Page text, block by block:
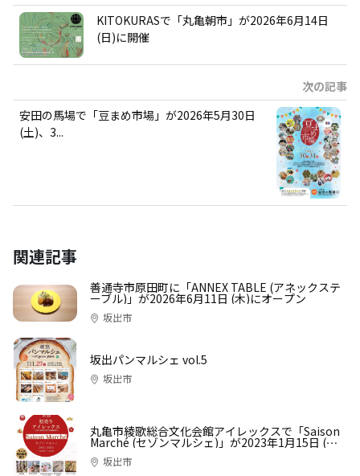
KITOKURASで「丸亀朝市」が2026年6月14日
(日)に開催
次の記事
安田の馬場で「豆まめ市場」が2026年5月30日
(土)、3...
関連記事
善通寺市原田町に「ANNEX TABLE (アネックステ
ーブル)」が2026年6月11日 (木)にオープン
坂出市
坂出パンマルシェ vol.5
坂出市
丸亀市綾歌総合文化会館アイレックスで「Saison
Marché (セゾンマルシェ)」が2023年1月15日 (日)
に開催
坂出市